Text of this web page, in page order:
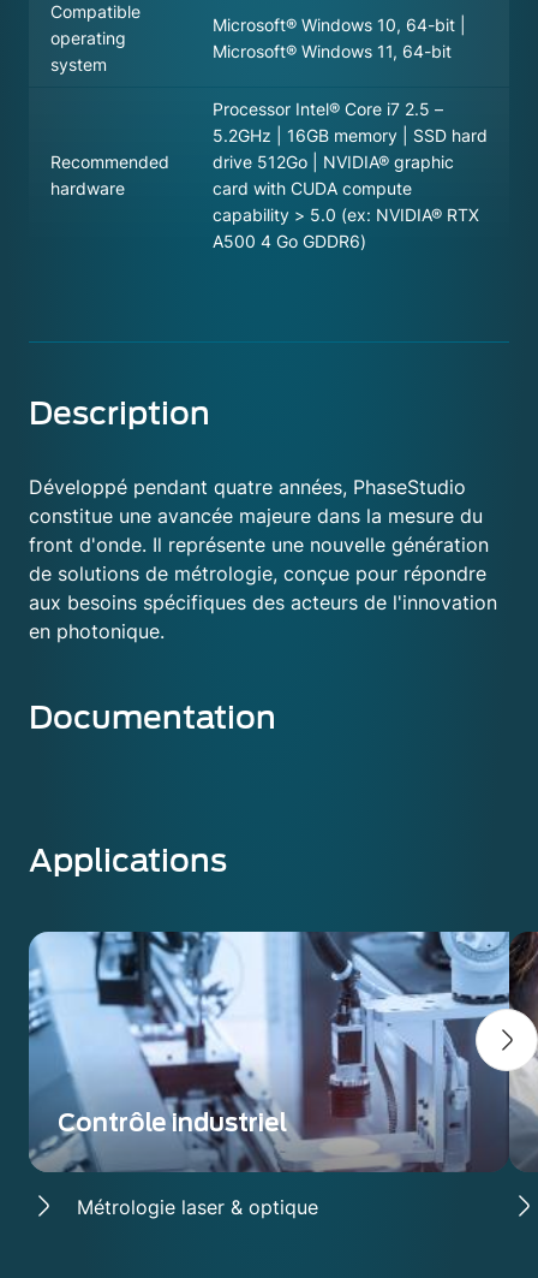
Compatible
operating
system
Microsoft® Windows 10, 64-bit |
Microsoft® Windows 11, 64-bit
Recommended
hardware
Processor Intel® Core i7 2.5 –
5.2GHz | 16GB memory | SSD hard
drive 512Go | NVIDIA® graphic
card with CUDA compute
capability > 5.0 (ex: NVIDIA® RTX
A500 4 Go GDDR6)
Description
Développé pendant quatre années, PhaseStudio
constitue une avancée majeure dans la mesure du
front d'onde. Il représente une nouvelle génération
de solutions de métrologie, conçue pour répondre
aux besoins spécifiques des acteurs de l'innovation
en photonique.
Documentation
Applications
Contrôle industriel
Métrologie laser & optique